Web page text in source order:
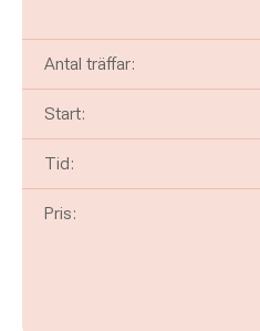
Antal träffar:
Start:
Tid:
Pris: